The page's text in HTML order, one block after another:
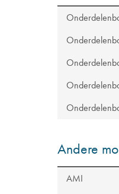
Andere
AMI